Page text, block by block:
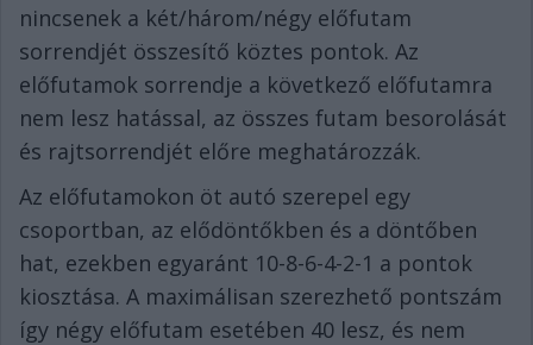
nincsenek a két/három/négy előfutam
sorrendjét összesítő köztes pontok. Az
előfutamok sorrendje a következő előfutamra
nem lesz hatással, az összes futam besorolását
és rajtsorrendjét előre meghatározzák.
Az előfutamokon öt autó szerepel egy
csoportban, az elődöntőkben és a döntőben
hat, ezekben egyaránt 10-8-6-4-2-1 a pontok
kiosztása. A maximálisan szerezhető pontszám
így négy előfutam esetében 40 lesz, és nem